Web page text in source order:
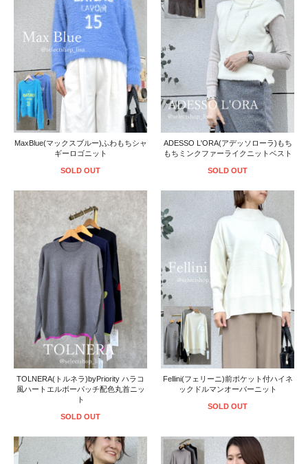
MaxBlue(マックスブルー)ふわもちシャ
ギーロゴニット
SOLD OUT
ADESSO L'ORA(アデッソローラ)もち
もちミンクファーライクニットベスト
SOLD OUT
TOLNERA(トルネラ)byPriority ハラコ
風ハートエルボーパッチ配色丸首ニッ
ト
SOLD OUT
Fellini(フェリーニ)前ポケット付ハイネ
ックドルマンオーバーニット
SOLD OUT